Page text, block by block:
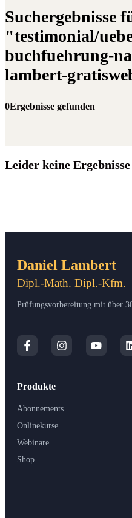
Suchergebnisse
"testimonial/
buchfuehrung-
lambert-
0Ergebnisse gefunden
Leider keine
Daniel Lambert
Dipl.-Math. Dipl.-Kfm.
Prüfungsvorbereitung mit über
Produkte
Abonnements
Onlinekurse
Webinare
Shop